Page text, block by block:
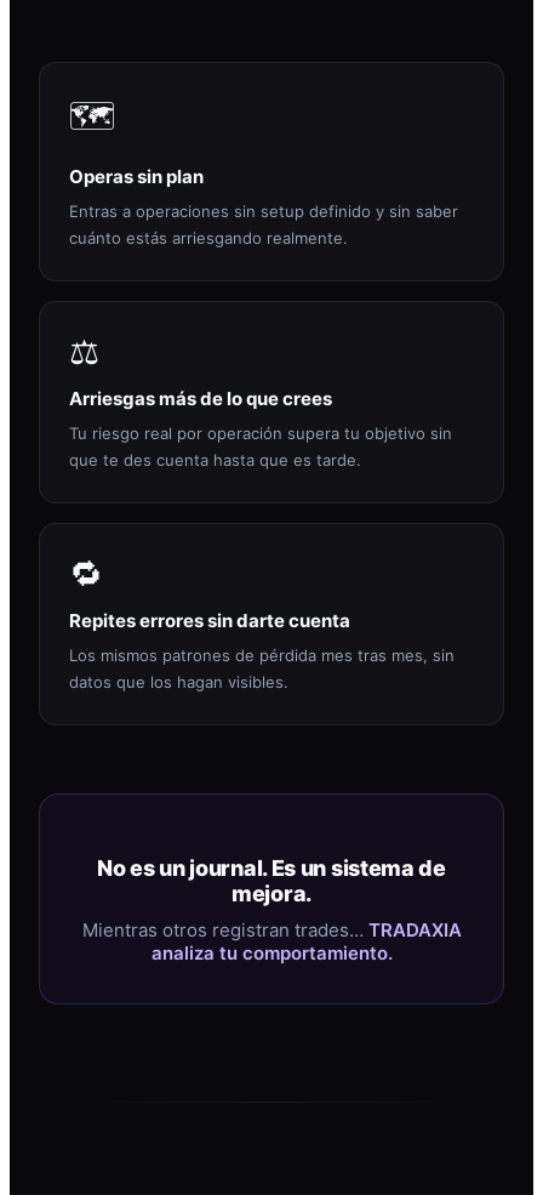
🗺️
Operas sin plan
Entras a operaciones sin setup definido y sin saber
cuánto estás arriesgando realmente.
⚖️
Arriesgas más de lo que crees
Tu riesgo real por operación supera tu objetivo sin
que te des cuenta hasta que es tarde.
🔁
Repites errores sin darte cuenta
Los mismos patrones de pérdida mes tras mes, sin
datos que los hagan visibles.
No es un journal. Es un sistema de
mejora.
Mientras otros registran trades… TRADAXIA
analiza tu comportamiento.